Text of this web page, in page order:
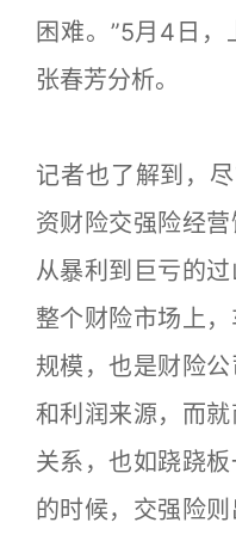
困难。”5月4日
张春芳分析。
记者也了解到，
资财险交强险经
从暴利到巨亏的
整个财险市场上
规模，也是财险
和利润来源，而
关系，也如跷跷
的时候，交强险